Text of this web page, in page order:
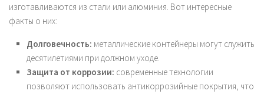
изготавливаются из стали или алюминия. Вот интересные
факты о них:
Долговечность: металлические контейнеры могут служить
десятилетиями при должном уходе.
Защита от коррозии: современные технологии
позволяют использовать антикоррозийные покрытия, что